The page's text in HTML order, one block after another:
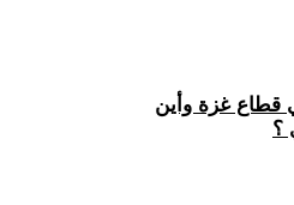
قطاع غزة وأين
؟